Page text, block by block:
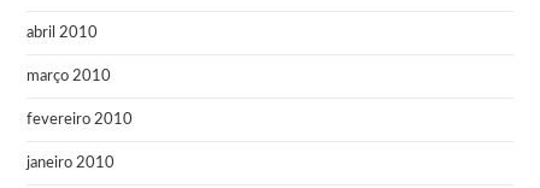
abril 2010
março 2010
fevereiro 2010
janeiro 2010